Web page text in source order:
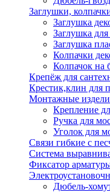
Заглушки,
Заглушка
Заглушка для
Заглушка
Колпачки
Колпачок на
Крепёж для
Крестик,клин для
Монтажные
Крепление
Ручка для
Уголок для
Связи гибкие с
Система
Фиксатор
Дюбель-